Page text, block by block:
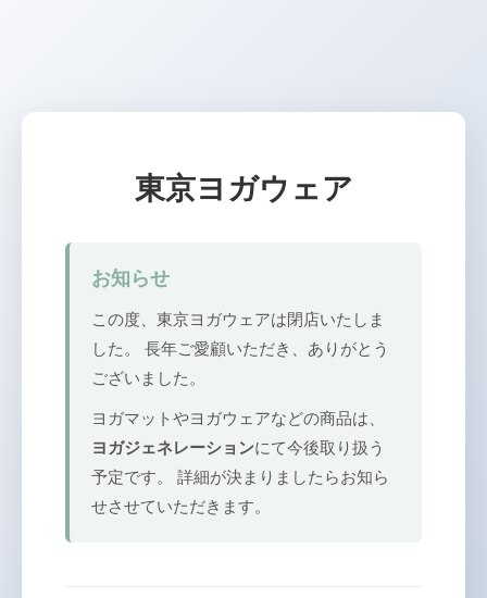
東京ヨガウェア
お知らせ
この度、東京ヨガウェアは閉店いたしま
した。 長年ご愛顧いただき、ありがとう
ございました。
ヨガマットやヨガウェアなどの商品は、
ヨガジェネレーションにて今後取り扱う
予定です。 詳細が決まりましたらお知ら
せさせていただきます。